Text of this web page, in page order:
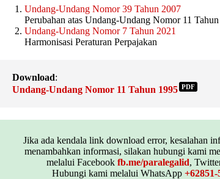
Undang-Undang Nomor 39 Tahun 2007
Perubahan atas Undang-Undang Nomor 11
Undang-Undang Nomor 7 Tahun 2021
Harmonisasi Peraturan Perpajakan
Download:
Undang-Undang Nomor 11 Tahun 1995 PDF
Jika ada kendala link download error, kesalahan
menambahkan informasi, silakan hubungi kami
melalui Facebook fb.me/paralegalid,
Hubungi kami melalui WhatsApp +62851-